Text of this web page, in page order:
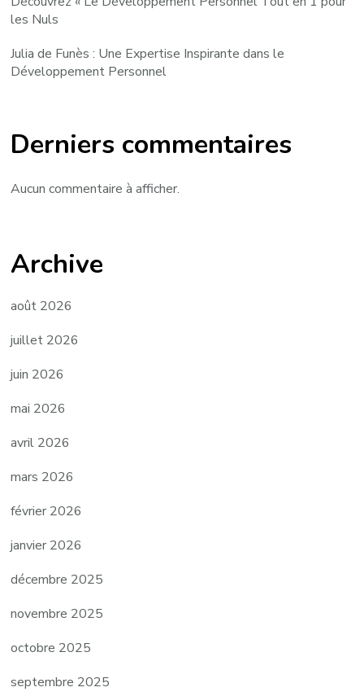
les Nuls
Julia de Funès : Une Expertise Inspirante dans le
Développement Personnel
Derniers commentaires
Aucun commentaire à afficher.
Archive
août 2026
juillet 2026
juin 2026
mai 2026
avril 2026
mars 2026
février 2026
janvier 2026
décembre 2025
novembre 2025
octobre 2025
septembre 2025